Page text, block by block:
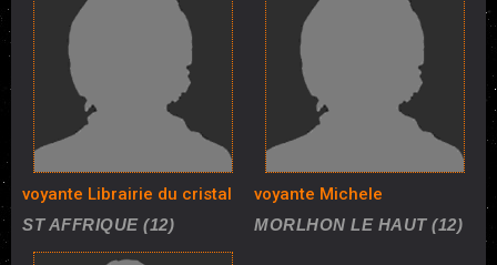
voyante Librairie du cristal
ST AFFRIQUE (12)
voyante Michele
MORLHON LE HAUT (12)